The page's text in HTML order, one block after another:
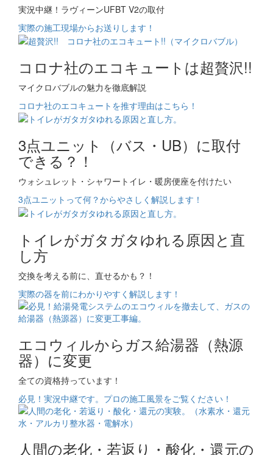
実況中継！ラヴィーンUFBT V2の取付
実際の施工現場からお送りします！
コロナ社のエコキュートは超贅沢!!
マイクロバブルの魅力を徹底解説
コロナ社のエコキュートを推す理由はこちら！
3点ユニット（バス・UB）に取付
できる？！
ウォシュレット・シャワートイレ・暖房便座を付けたい
3点ユニットって何？からやさしく解説します！
トイレがガタガタゆれる原因と直
し方
交換を考える前に、直せるかも？！
実際の器を前にわかりやすく解説します！
エコウィルからガス給湯器（熱源
器）に変更
全ての資格持っています！
必見！実況中継です。プロの施工風景をご覧ください！
人間の老化・若返り・酸化・還元の